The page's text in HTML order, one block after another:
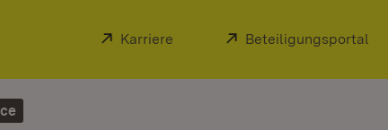
Extern:
Karriere (Öffnet in neuem Fenster)
Extern:
Beteiligungsportal